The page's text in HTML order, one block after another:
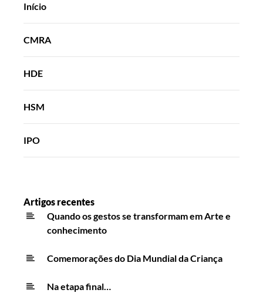
Início
CMRA
HDE
HSM
IPO
Artigos recentes
Quando os gestos se transformam em Arte e
conhecimento
Comemorações do Dia Mundial da Criança
Na etapa final…